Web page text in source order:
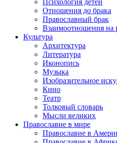
Психология детей
Отношения до брака
Православный брак
Взаимоотношения на
Культура
Архитектура
Литература
Иконопись
Музыка
Изобразительное
Кино
Театр
Толковый словарь
Мысли великих
Православие в мире
Православие в